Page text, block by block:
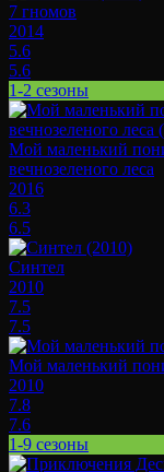
7 гномов
2014
5.6
5.6
1-2 сезоны
Мой маленький
вечнозеленого леса
2016
6.3
6.5
Синтел
2010
7.5
7.5
Мой маленький
2010
7.8
7.6
1-9 сезоны